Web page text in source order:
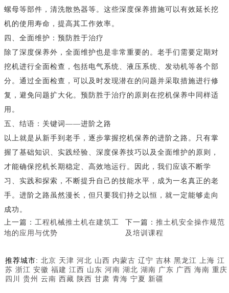
螺母等部件，清洗散热器等。这些深度保养措施可以有效延长挖
机的使用寿命，提高其工作效率。
四、全面维护：预防胜于治疗
除了深度保养外，全面维护也是非常重要的。老手们需要定期对
挖机进行全面检查，包括电气系统、液压系统、发动机等各个部
分。通过全面检查，可以及时发现潜在的问题并采取措施进行修
复，避免问题扩大化。预防胜于治疗的原则在挖机保养中同样适
用。
五、结语：关键词——进阶之路
以上就是从新手到老手，逐步掌握挖机保养的进阶之路。只有掌
握了基础知识、实践经验、深度保养技巧以及全面维护的原则，
才能确保挖机长期稳定、高效地运行。因此，我们应该不断学
习、实践和探索，不断提升自己的技能水平，成为一名真正的老
手。进阶之路虽然漫长，但只要我们持之以恒，就一定能够走向
成功。
上一篇： 工程机械推土机在建筑工
地的应用与优势
下一篇： 推土机安全操作规范
及培训课程
推荐城市: 北京 天津 河北 山西 内蒙古 辽宁 吉林 黑龙江 上海 江
苏 浙江 安徽 福建 江西 山东 河南 湖北 湖南 广东 广西 海南 重庆
四川
贵州 云南 西藏 陕西 甘肃 青海 宁夏 新疆